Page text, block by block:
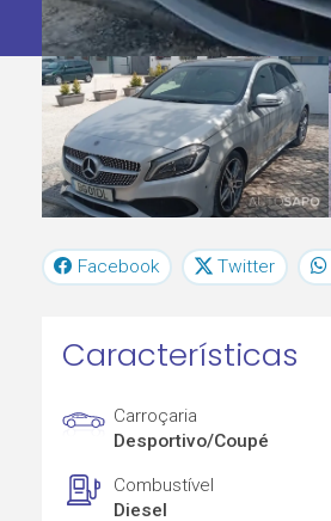
Facebook Twitter
Características
Carroçaria
Desportivo/Coupé
Combustível
Diesel